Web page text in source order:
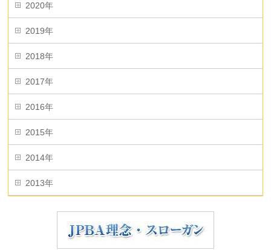
2020年
2019年
2018年
2017年
2016年
2015年
2014年
2013年